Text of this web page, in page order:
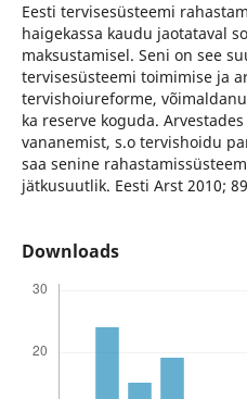
Eesti tervisesüsteemi
haigekassa kaudu jaotataval
maksustamisel. Seni on see
tervisesüsteemi toimimise ja
tervishoiureforme,
ka reserve koguda.
vananemist, s.o tervishoidu
saa senine
jätkusuutlik. Eesti Arst 2010;
Downloads